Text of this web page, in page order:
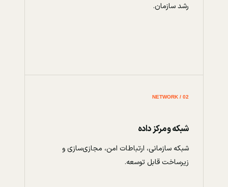
رشد سازمان.
02 / NETWORK
شبکه و مرکز داده
شبکه سازمانی، ارتباطات امن، مجازی‌سازی و
زیرساخت قابل توسعه.